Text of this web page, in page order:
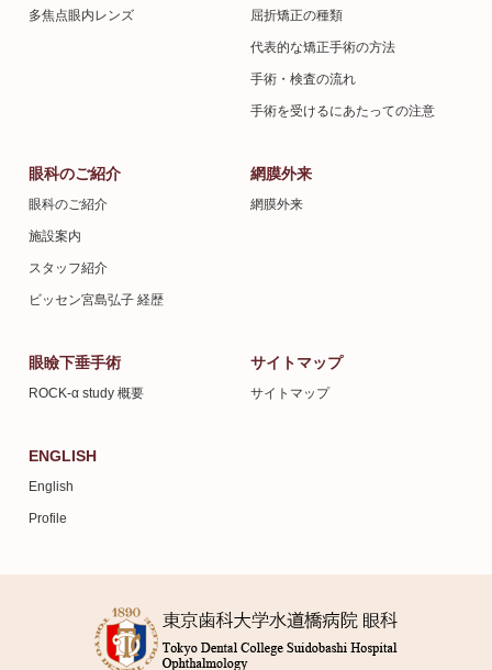
多焦点眼内レンズ 屈折矯正の種類
代表的な矯正手術の方法
手術・検査の流れ
手術を受けるにあたっての注意
眼科のご紹介
眼科のご紹介
施設案内
スタッフ紹介
ビッセン宮島弘子 経歴
網膜外来
網膜外来
眼瞼下垂手術
ROCK-α study 概要
サイトマップ
サイトマップ
ENGLISH
English
Profile